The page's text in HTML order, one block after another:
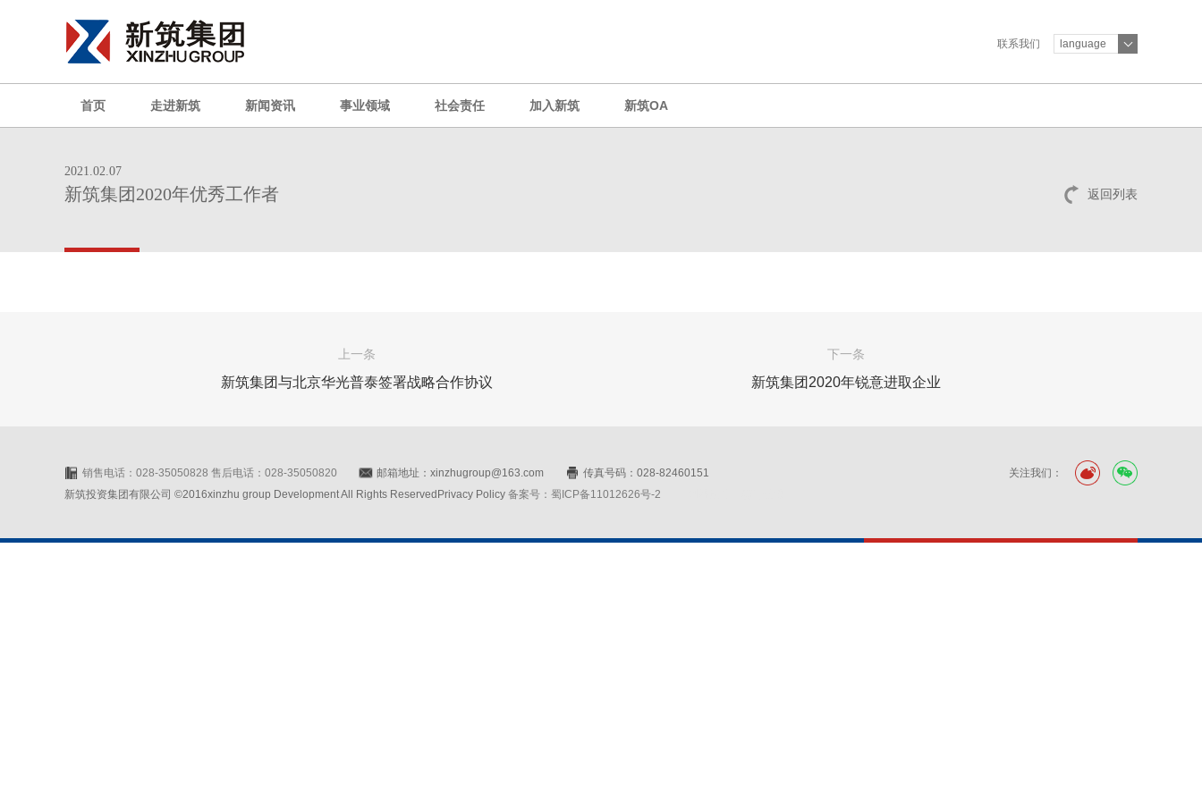
联系我们 language
首页 走进新筑 新闻资讯 事业领域 社会责任 加入新筑 新筑OA
返回列表
2021.02.07
新筑集团2020年优秀工作者
上一条
新筑集团与北京华光普泰签署战略合作协议
下一条
新筑集团2020年锐意进取企业
关注我们：
销售电话：028-35050828 售后电话：028-35050820 邮箱地址：xinzhugroup@163.com
传真号码：028-82460151
新筑投资集团有限公司 ©2016xinzhu group Development All Rights ReservedPrivacy Policy 备案号：蜀ICP备11012626号-2